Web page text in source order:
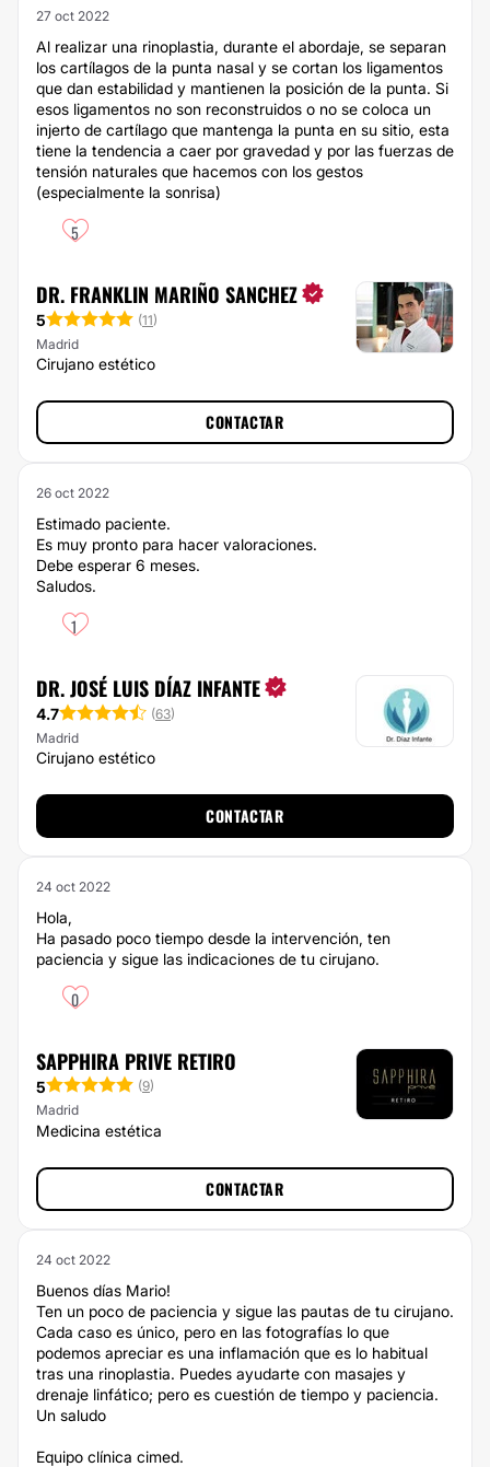
27 oct 2022
Al realizar una rinoplastia, durante el abordaje, se separan
los cartílagos de la punta nasal y se cortan los ligamentos
que dan estabilidad y mantienen la posición de la punta. Si
esos ligamentos no son reconstruidos o no se coloca un
injerto de cartílago que mantenga la punta en su sitio, esta
tiene la tendencia a caer por gravedad y por las fuerzas de
tensión naturales que hacemos con los gestos
(especialmente la sonrisa)
5
DR. FRANKLIN MARIÑO SANCHEZ
5 (11)
Madrid
Cirujano estético
CONTACTAR
26 oct 2022
Estimado paciente.
Es muy pronto para hacer valoraciones.
Debe esperar 6 meses.
Saludos.
1
DR. JOSÉ LUIS DÍAZ INFANTE
4.7 (63)
Madrid
Cirujano estético
CONTACTAR
24 oct 2022
Hola,
Ha pasado poco tiempo desde la intervención, ten
paciencia y sigue las indicaciones de tu cirujano.
0
SAPPHIRA PRIVE RETIRO
5 (9)
Madrid
Medicina estética
CONTACTAR
24 oct 2022
Buenos días Mario!
Ten un poco de paciencia y sigue las pautas de tu cirujano.
Cada caso es único, pero en las fotografías lo que
podemos apreciar es una inflamación que es lo habitual
tras una rinoplastia. Puedes ayudarte con masajes y
drenaje linfático; pero es cuestión de tiempo y paciencia.
Un saludo
Equipo clínica cimed.